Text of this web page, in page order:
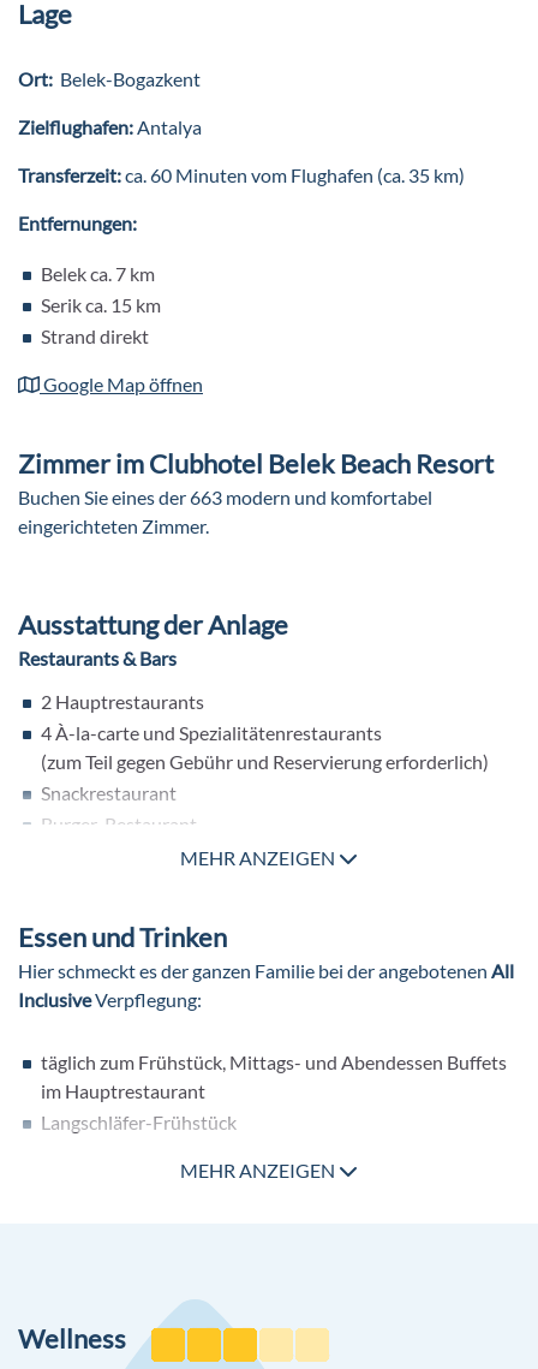
Zum gemeinsamen Spielen und Toben warten Kinderpool,
Highlight ist die Minidisco.
Jugendanimation. So kann im Urlaub nichts mehr
Lage
Ort: Belek-Bogazkent
Zielflughafen:Antalya
Transferzeit:ca. 60 Minuten vom Flughafen (ca. 35 km)
Entfernungen:
Belek ca. 7 km
Serik ca. 15 km
Strand direkt
Google Map öffnen
Zimmer im Clubhotel Belek Beach Resort
Buchen Sie eines der 663 modern und komfortabel
eingerichteten Zimmer.
Ausstattung der Anlage
Restaurants & Bars
2 Hauptrestaurants
4 À-la-carte und Spezialitätenrestaurants
(zum Teil gegen Gebühr und Reservierung erforderlich)
Snackrestaurant
Burger-Restaurant
Tropic Bistro Restaurant
Snack Bar
Strandbar
Disco Bar
Pools
Hauptpool
Weitere Ausstattung
MEHR ANZEIGEN
Essen und Trinken
Hier schmeckt es der ganzen Familie bei der angebotenen All
InclusiveVerpflegung:
täglich zum Frühstück, Mittags- und Abendessen Buffets
im Hauptrestaurant
Langschläfer-Frühstück
Kuchen, Gebäck und Eis
A-la-Carte Restaurants gegen Gebühr
MEHR ANZEIGEN
Wellness